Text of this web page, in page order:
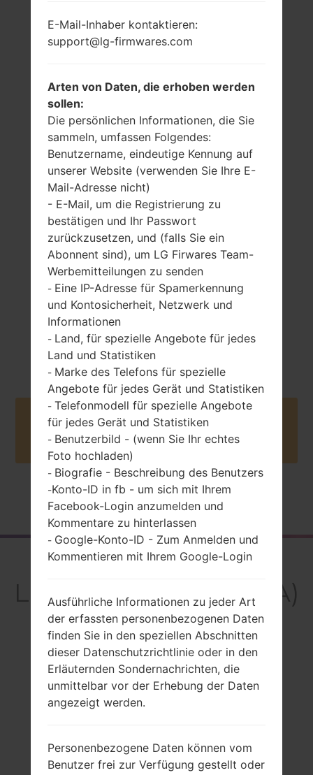
SERIE
-
-
-
Unknown
-
Buy accessories on Amazon
Startseite → Serie LG Prada LGKE850A
Rückblick
LGKE850A(LGKE850A)
akaLG Prada
Vergleiche
E-Mail-Inhaber kontaktieren:
support@lg-firmwares.com
Arten von Daten, die erhoben werden
sollen:
Die persönlichen Informationen, die Sie
sammeln, umfassen Folgendes:
Benutzername, eindeutige Kennung auf
unserer Website (verwenden Sie Ihre E-
Mail-Adresse nicht)
- E-Mail, um die Registrierung zu
bestätigen und Ihr Passwort
zurückzusetzen, und (falls Sie ein
Abonnent sind), um LG Firwares Team-
Werbemitteilungen zu senden
- Eine IP-Adresse für Spamerkennung
und Kontosicherheit, Netzwerk und
Informationen
- Land, für spezielle Angebote für jedes
Land und Statistiken
- Marke des Telefons für spezielle
Angebote für jedes Gerät und Statistiken
- Telefonmodell für spezielle Angebote
für jedes Gerät und Statistiken
- Benutzerbild - (wenn Sie Ihr echtes
Foto hochladen)
- Biografie - Beschreibung des Benutzers
-Konto-ID in fb - um sich mit Ihrem
Facebook-Login anzumelden und
Kommentare zu hinterlassen
- Google-Konto-ID - Zum Anmelden und
Kommentieren mit Ihrem Google-Login
Ausführliche Informationen zu jeder Art
der erfassten personenbezogenen Daten
finden Sie in den speziellen Abschnitten
dieser Datenschutzrichtlinie oder in den
Erläuternden Sondernachrichten, die
unmittelbar vor der Erhebung der Daten
angezeigt werden.
Personenbezogene Daten können vom
Benutzer frei zur Verfügung gestellt oder